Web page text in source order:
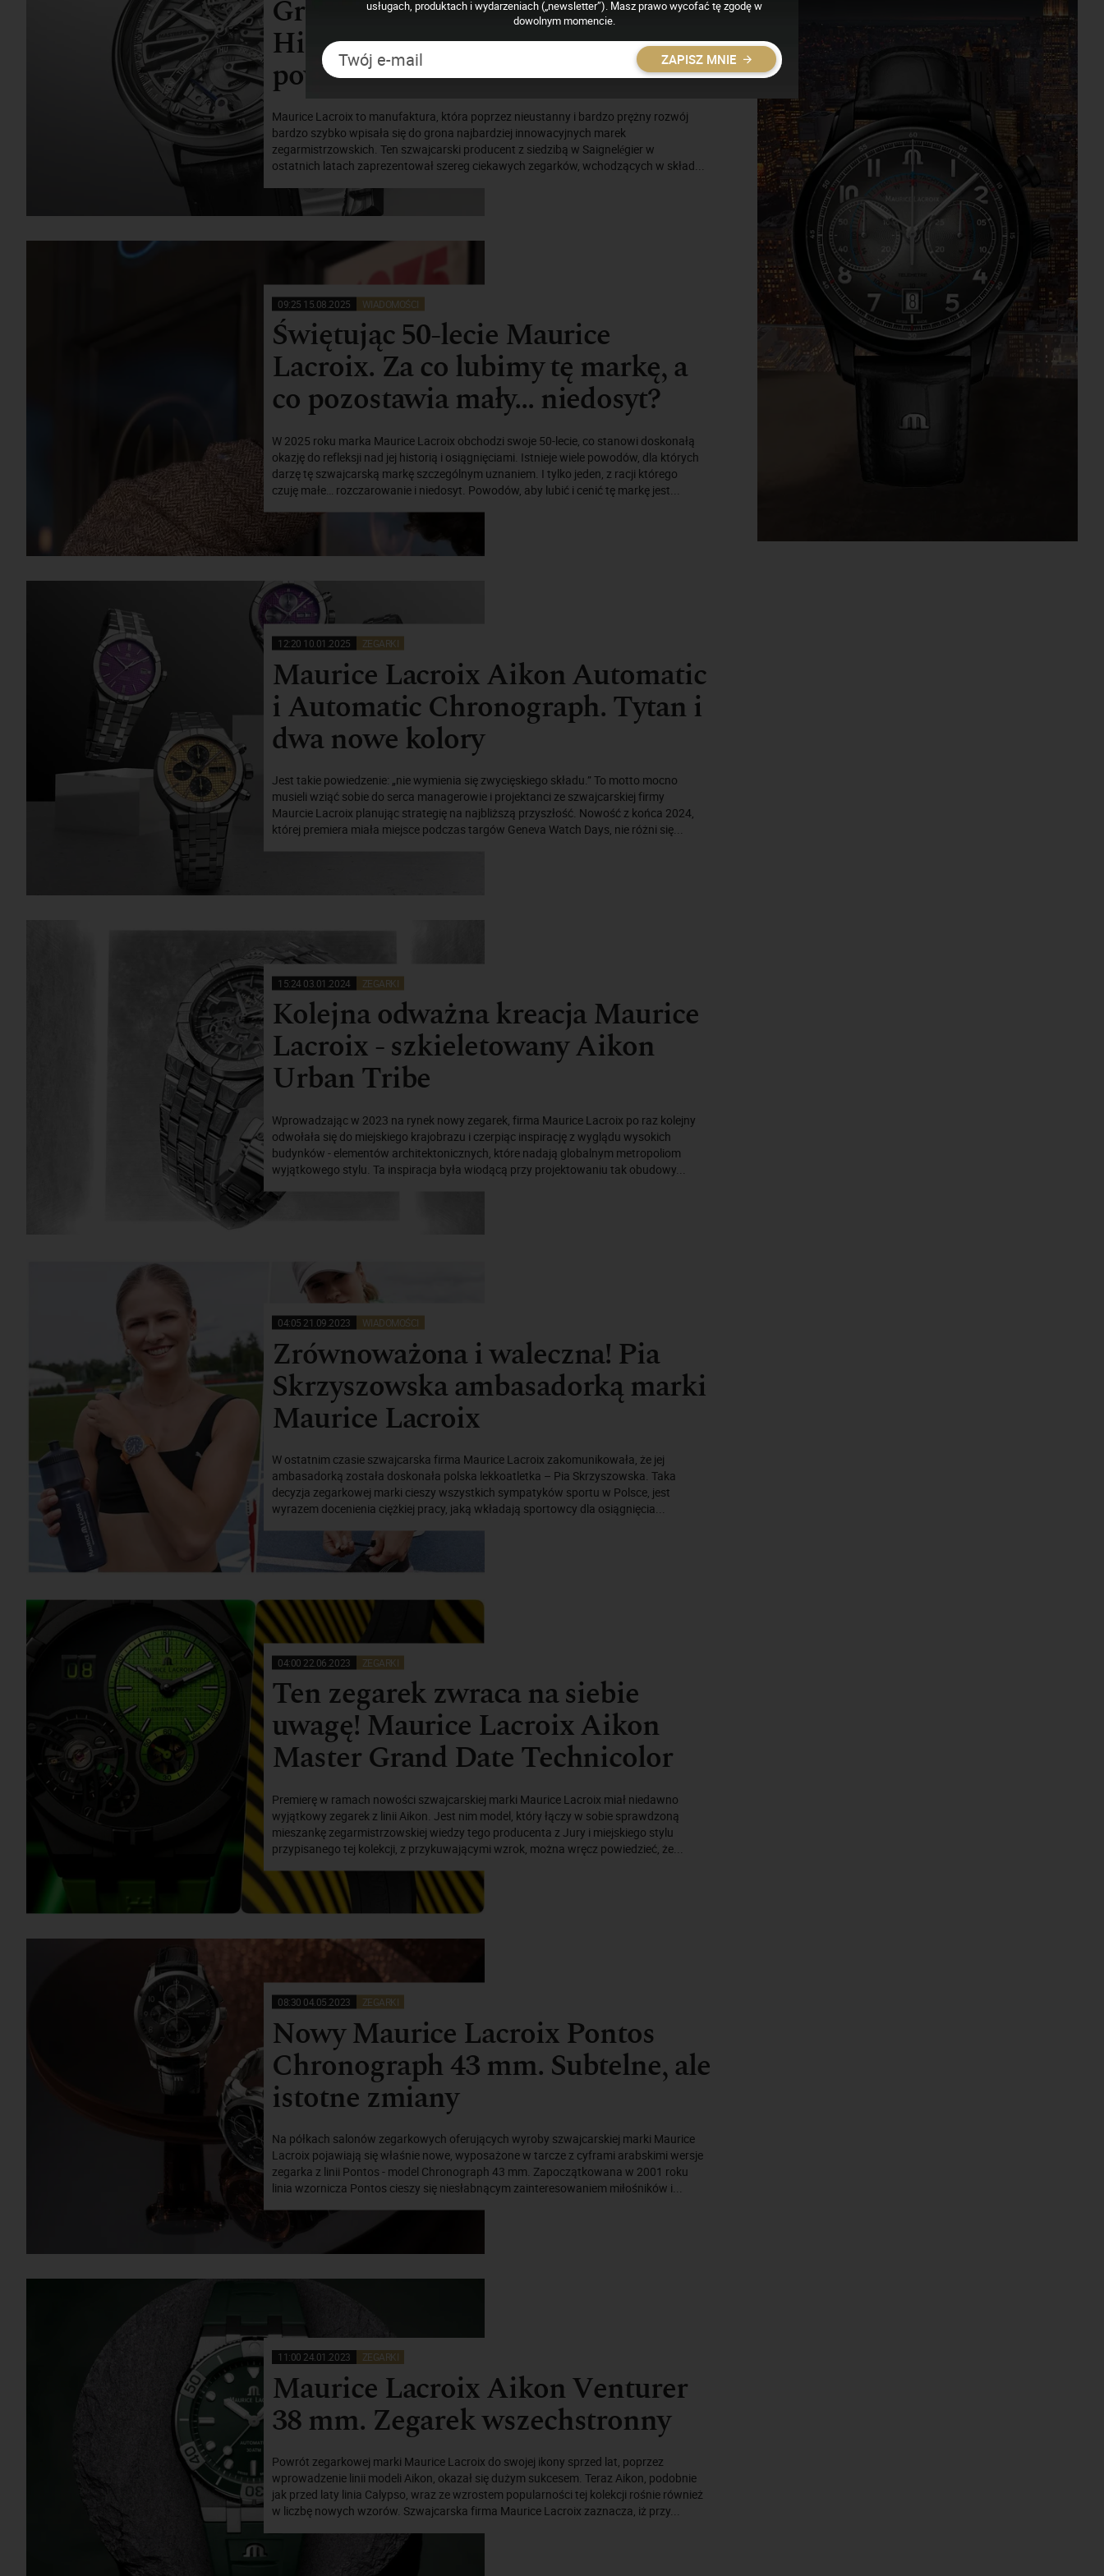
Grand Date Retrograde.
Historyczna specjalność marki
powraca
Maurice Lacroix to manufaktura, która poprzez nieustanny i bardzo prężny rozwój
bardzo szybko wpisała się do grona najbardziej innowacyjnych marek
zegarmistrzowskich. Ten szwajcarski producent z siedzibą w Saignelégier w
ostatnich latach zaprezentował szereg ciekawych zegarków, wchodzących w skład...
09:25 15.08.2025 WIADOMOŚCI
Świętując 50-lecie Maurice
Lacroix. Za co lubimy tę markę, a
co pozostawia mały… niedosyt?
W 2025 roku marka Maurice Lacroix obchodzi swoje 50-lecie, co stanowi doskonałą
okazję do refleksji nad jej historią i osiągnięciami. Istnieje wiele powodów, dla których
darzę tę szwajcarską markę szczególnym uznaniem. I tylko jeden, z racji którego
czuję małe… rozczarowanie i niedosyt. Powodów, aby lubić i cenić tę markę jest...
12:20 10.01.2025 ZEGARKI
Maurice Lacroix Aikon Automatic
i Automatic Chronograph. Tytan i
dwa nowe kolory
Jest takie powiedzenie: „nie wymienia się zwycięskiego składu.” To motto mocno
musieli wziąć sobie do serca managerowie i projektanci ze szwajcarskiej firmy
Maurcie Lacroix planując strategię na najbliższą przyszłość. Nowość z końca 2024,
której premiera miała miejsce podczas targów Geneva Watch Days, nie różni się...
15:24 03.01.2024 ZEGARKI
Kolejna odważna kreacja Maurice
Lacroix - szkieletowany Aikon
Urban Tribe
Wprowadzając w 2023 na rynek nowy zegarek, firma Maurice Lacroix po raz kolejny
odwołała się do miejskiego krajobrazu i czerpiąc inspirację z wyglądu wysokich
budynków - elementów architektonicznych, które nadają globalnym metropoliom
wyjątkowego stylu. Ta inspiracja była wiodącą przy projektowaniu tak obudowy...
04:05 21.09.2023 WIADOMOŚCI
Zrównoważona i waleczna! Pia
Skrzyszowska ambasadorką marki
Maurice Lacroix
W ostatnim czasie szwajcarska firma Maurice Lacroix zakomunikowała, że jej
ambasadorką została doskonała polska lekkoatletka – Pia Skrzyszowska. Taka
decyzja zegarkowej marki cieszy wszystkich sympatyków sportu w Polsce, jest
wyrazem docenienia ciężkiej pracy, jaką wkładają sportowcy dla osiągnięcia...
04:00 22.06.2023 ZEGARKI
Ten zegarek zwraca na siebie
uwagę! Maurice Lacroix Aikon
Master Grand Date Technicolor
Premierę w ramach nowości szwajcarskiej marki Maurice Lacroix miał niedawno
wyjątkowy zegarek z linii Aikon. Jest nim model, który łączy w sobie sprawdzoną
mieszankę zegarmistrzowskiej wiedzy tego producenta z Jury i miejskiego stylu
przypisanego tej kolekcji, z przykuwającymi wzrok, można wręcz powiedzieć, że...
08:30 04.05.2023 ZEGARKI
Nowy Maurice Lacroix Pontos
Chronograph 43 mm. Subtelne, ale
istotne zmiany
Na półkach salonów zegarkowych oferujących wyroby szwajcarskiej marki Maurice
Lacroix pojawiają się właśnie nowe, wyposażone w tarcze z cyframi arabskimi wersje
zegarka z linii Pontos - model Chronograph 43 mm. Zapoczątkowana w 2001 roku
linia wzornicza Pontos cieszy się niesłabnącym zainteresowaniem miłośników i...
11:00 24.01.2023 ZEGARKI
Maurice Lacroix Aikon Venturer
38 mm. Zegarek wszechstronny
Powrót zegarkowej marki Maurice Lacroix do swojej ikony sprzed lat, poprzez
wprowadzenie linii modeli Aikon, okazał się dużym sukcesem. Teraz Aikon, podobnie
jak przed laty linia Calypso, wraz ze wzrostem popularności tej kolekcji rośnie również
w liczbę nowych wzorów. Szwajcarska firma Maurice Lacroix zaznacza, iż przy...
usługach, produktach i wydarzeniach („newsletter”). Masz prawo wycofać tę zgodę w
dowolnym momencie.
ZAPISZ MNIE